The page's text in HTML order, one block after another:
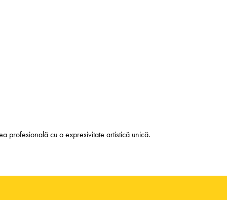
profesională cu o expresivitate artistică unică.